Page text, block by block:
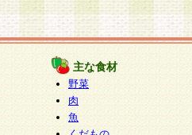
主な食材
野菜
肉
魚